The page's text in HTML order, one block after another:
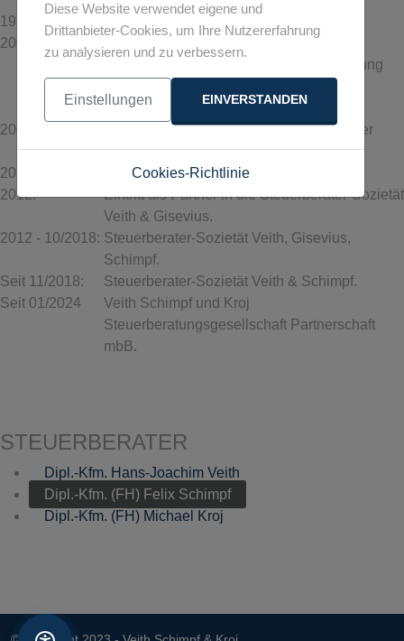
1997 - 2000:
Ausbildung zum Steuerfachangestellten
2000 - 2004:
Studium der Wirtschaftslehre mit den
Schwerpunkten Steuern, Rechnungslegung
und -prüfung an der Fachhochschule
Wilhelmshaven.
2004 - 2011:
Anstellung als leitender Angestellter in der
Steuerberater-Sozietät Veith & Gisevius.
2011:
Bestellung als Steuerberater.
2012:
Eintritt als Partner in die Steuerberater-Sozietät
Veith & Gisevius.
2012 - 10/2018: Steuerberater-Sozietät Veith, Gisevius,
Schimpf.
Seit 11/2018:
Steuerberater-Sozietät Veith & Schimpf.
Seit 01/2024
Veith Schimpf und Kroj
Steuerberatungsgesellschaft Partnerschaft
mbB.
STEUERBERATER
Dipl.-Kfm. Hans-Joachim Veith
Dipl.-Kfm. (FH) Felix Schimpf
Dipl.-Kfm. (FH) Michael Kroj
Diese Website verwendet eigene und
Drittanbieter-Cookies, um Ihre Nutzererfahrung
zu analysieren und zu verbessern.
Einstellungen EINVERSTANDEN
Cookies-Richtlinie